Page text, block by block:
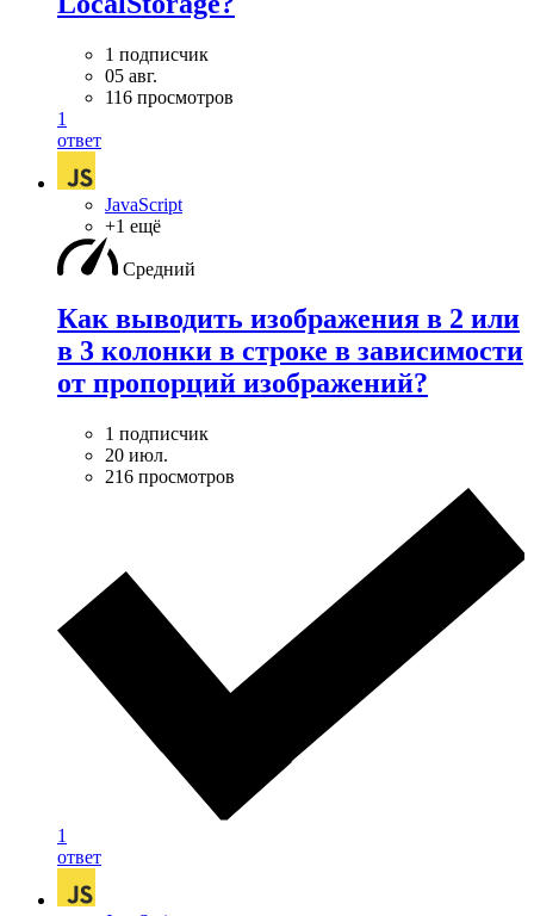
1 подписчик
05 авг.
116 просмотров
1
ответ
JavaScript
+1 ещё
Средний
Как выводить изображения в 2 или
в 3 колонки в строке в зависимости
от пропорций изображений?
1 подписчик
20 июл.
216 просмотров
1
ответ